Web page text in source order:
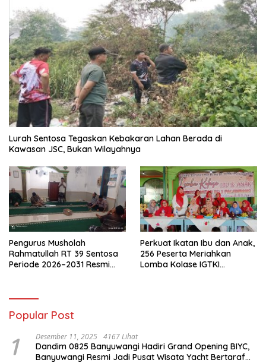
Lurah Sentosa Tegaskan Kebakaran Lahan Berada di
Kawasan JSC, Bukan Wilayahnya
Pengurus Musholah
Rahmatullah RT 39 Sentosa
Periode 2026–2031 Resmi
Perkuat Ikatan Ibu dan Anak,
256 Peserta Meriahkan
Lomba Kolase IGTKI
Popular Post
1 Desember 11, 2025 4167 Lihat
Dandim 0825 Banyuwangi Hadiri Grand Opening BIYC,
Banyuwangi Resmi Jadi Pusat Wisata Yacht Bertaraf